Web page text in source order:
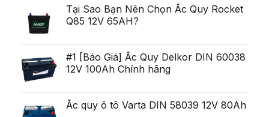
tiga
Chirurgie
mult
mai
Tại Sao Bạn Nên Chọn Ắc Quy Rocket
Q85 12V 65AH?
#1 [Báo Giá] Ắc Quy Delkor DIN 60038
12V 100Ah Chính hãng
Ắc quy ô tô Varta DIN 58039 12V 80Ah